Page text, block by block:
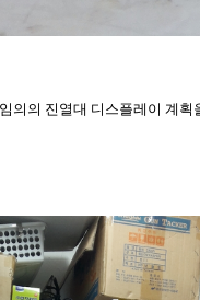
의의 진열대 디스플레이 계